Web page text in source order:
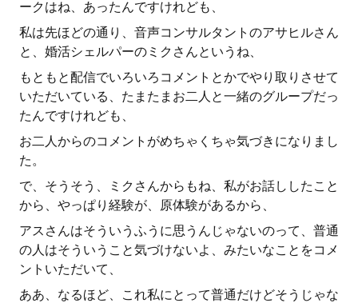
ークはね、あったんですけれども、
私は先ほどの通り、音声コンサルタントのアサヒルさん
と、婚活シェルパーのミクさんというね、
もともと配信でいろいろコメントとかでやり取りさせて
いただいている、たまたまお二人と一緒のグループだっ
たんですけれども、
お二人からのコメントがめちゃくちゃ気づきになりまし
た。
で、そうそう、ミクさんからもね、私がお話ししたこと
から、やっぱり経験が、原体験があるから、
アスさんはそういうふうに思うんじゃないのって、普通
の人はそういうこと気づけないよ、みたいなことをコメ
ントいただいて、
ああ、なるほど、これ私にとって普通だけどそうじゃな